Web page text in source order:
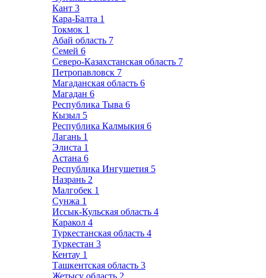
Кант 3
Кара-Балта 1
Токмок 1
Абай область 7
Семей 6
Северо-Казахстанская область 7
Петропавловск 7
Магаданская область 6
Магадан 6
Республика Тыва 6
Кызыл 5
Республика Калмыкия 6
Лагань 1
Элиста 1
Астана 6
Республика Ингушетия 5
Назрань 2
Малгобек 1
Сунжа 1
Иссык-Кульская область 4
Каракол 4
Туркестанская область 4
Туркестан 3
Кентау 1
Ташкентская область 3
Жетысу область 2